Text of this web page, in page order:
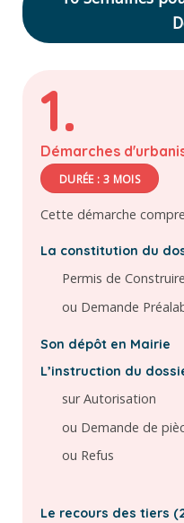
1.
Démarches
DURÉE : 3 MOIS
Cette démarche
La constitution du
Permis de Construire
ou Demande
Son dépôt en Mairie
L’instruction du
sur Autorisation
ou Demande de
ou Refus
Le recours des tiers